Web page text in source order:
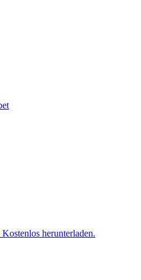
herunterladen.